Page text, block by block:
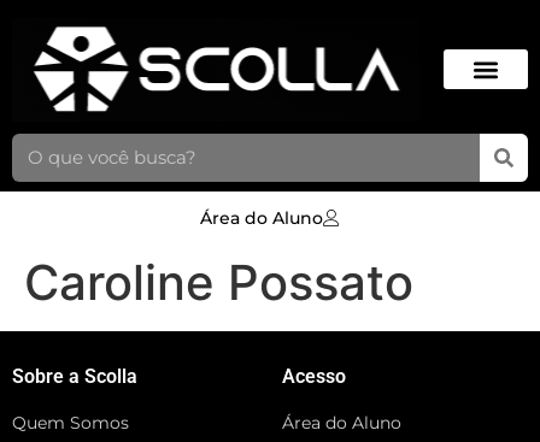
Área do Aluno
Caroline Possato
Sobre a Scolla
Quem Somos
Acesso
Área do Aluno